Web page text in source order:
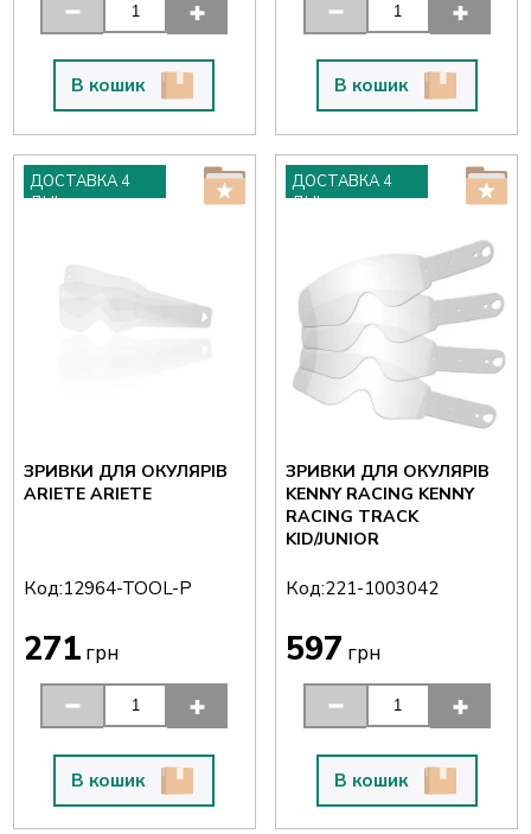
В кошик В кошик
ДОСТАВКА 4
ДНІ
ЗРИВКИ ДЛЯ ОКУЛЯРІВ
ARIETE ARIETE
Код:12964-TOOL-P
271грн
В кошик
ДОСТАВКА 4
ДНІ
ЗРИВКИ ДЛЯ ОКУЛЯРІВ
KENNY RACING KENNY
RACING TRACK
KID/JUNIOR
Код:221-1003042
597 грн
В кошик